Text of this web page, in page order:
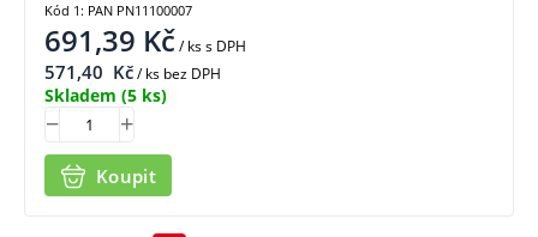
691,39 Kč/ kss DPH
571,40 Kč/ ks bez DPH
Skladem (5 ks)
Koupit
Kód 1: PAN PN11100007